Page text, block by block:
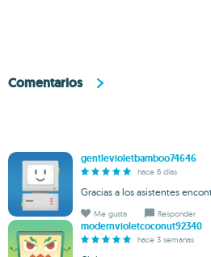
Comentarios
gentlevioletbamboo74646
hace 6 días
Gracias a los asistentes
Me gusta Responder
modernvioletcoconut92340
hace 3 semanas